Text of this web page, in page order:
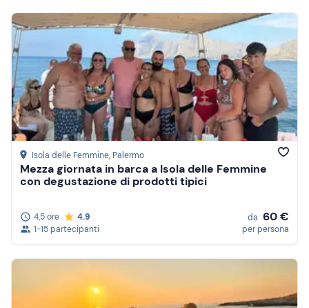
Attività consigliate
Prezzo (crescente)
Prezzo (decrescente)
Recensioni
Isola delle Femmine, Palermo
Mezza giornata in barca a Isola delle Femmine
con degustazione di prodotti tipici
4,5 ore
4.9
1-15 partecipanti
da 60 €
per persona